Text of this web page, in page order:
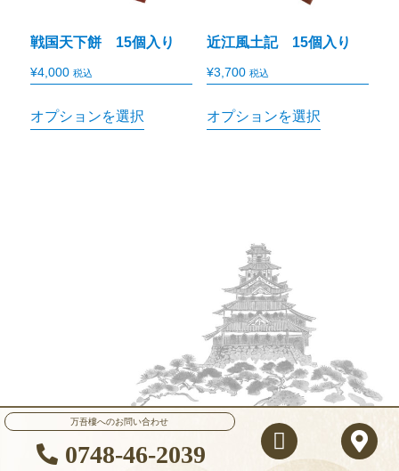
戦国天下餅 15個入り
¥4,000 税込
オプションを選択
近江風土記 15個入り
¥3,700 税込
オプションを選択
万吾樓へのお問い合わせ
0748-46-2039